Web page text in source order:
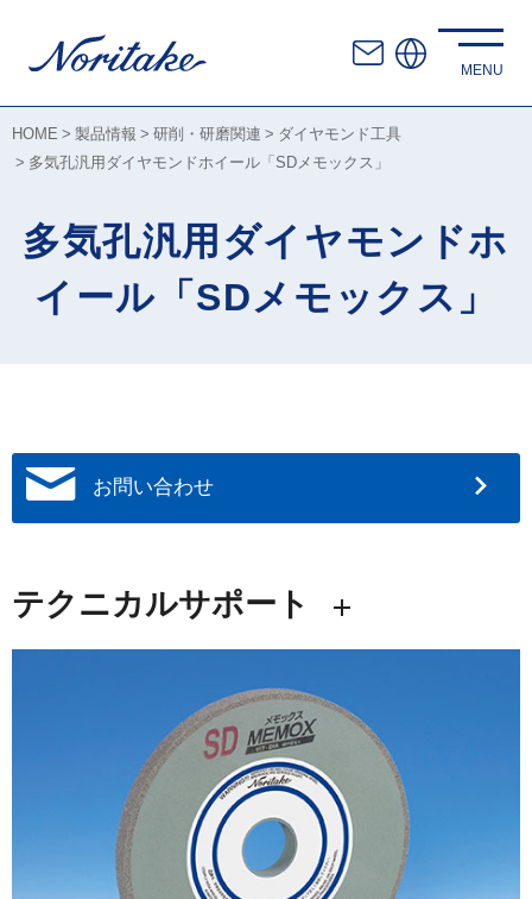
HOME 製品情報 研削・研磨関連
ダイヤモンド工具
多気孔汎用ダイヤモンドホイール「SDメモックス」
多気孔汎用ダイヤモンドホ
イール「SDメモックス」
お問い合わせ
テクニカルサポート